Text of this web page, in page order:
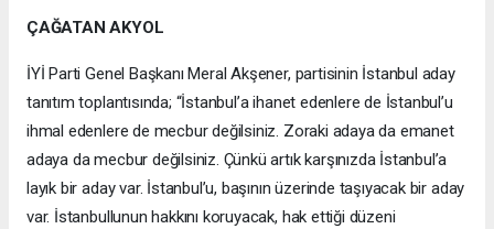
ÇAĞATAN AKYOL
İYİ Parti Genel Başkanı Meral Akşener, partisinin İstanbul aday
tanıtım toplantısında; “İstanbul’a ihanet edenlere de İstanbul’u
ihmal edenlere de mecbur değilsiniz. Zoraki adaya da emanet
adaya da mecbur değilsiniz. Çünkü artık karşınızda İstanbul’a
layık bir aday var. İstanbul’u, başının üzerinde taşıyacak bir aday
var. İstanbullunun hakkını koruyacak, hak ettiği düzeni